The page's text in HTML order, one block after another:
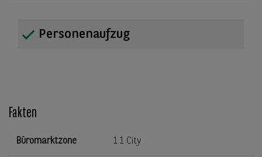
Personenaufzug
Fakten
Büromarktzone 1.1 City